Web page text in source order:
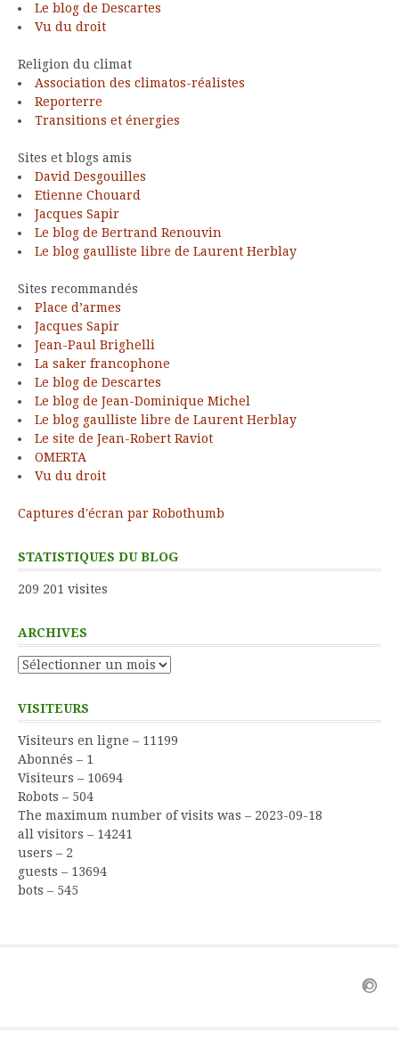
Le blog de Descartes
Vu du droit
Religion du climat
Association des climatos-réalistes
Reporterre
Transitions et énergies
Sites et blogs amis
David Desgouilles
Etienne Chouard
Jacques Sapir
Le blog de Bertrand Renouvin
Le blog gaulliste libre de Laurent Herblay
Sites recommandés
Place d’armes
Jacques Sapir
Jean-Paul Brighelli
La saker francophone
Le blog de Descartes
Le blog de Jean-Dominique Michel
Le blog gaulliste libre de Laurent Herblay
Le site de Jean-Robert Raviot
OMERTA
Vu du droit
Captures d'écran par Robothumb
STATISTIQUES DU BLOG
209 201 visites
ARCHIVES
Archives
VISITEURS
Visiteurs en ligne – 11199
Abonnés – 1
Visiteurs – 10694
Robots – 504
The maximum number of visits was – 2023-09-18
all visitors – 14241
users – 2
guests – 13694
bots – 545